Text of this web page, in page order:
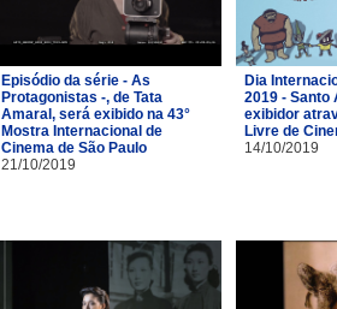
Episódio da série - As
Protagonistas -, de Tata
Amaral, será exibido na 43°
Mostra Internacional de
Cinema de São Paulo
21/10/2019
Dia
2019 - Santo
exibidor
Livre de
14/10/2019